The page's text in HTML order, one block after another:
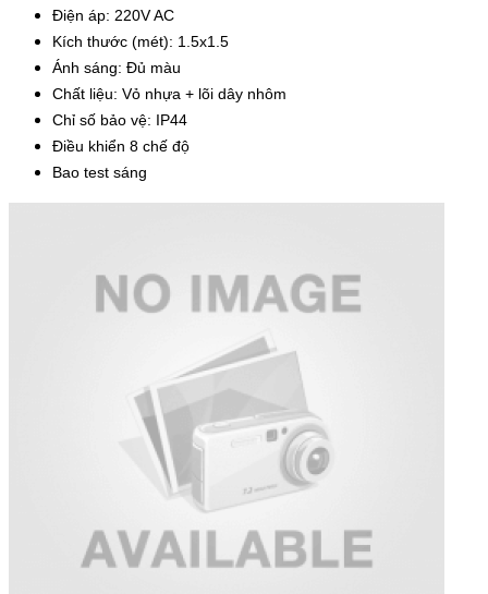
Điện áp: 220V AC
Kích thước (mét): 1.5x1.5
Ánh sáng: Đủ màu
Chất liệu: Vỏ nhựa + lõi dây nhôm
Chỉ số bảo vệ: IP44
Điều khiển 8 chế độ
Bao test sáng